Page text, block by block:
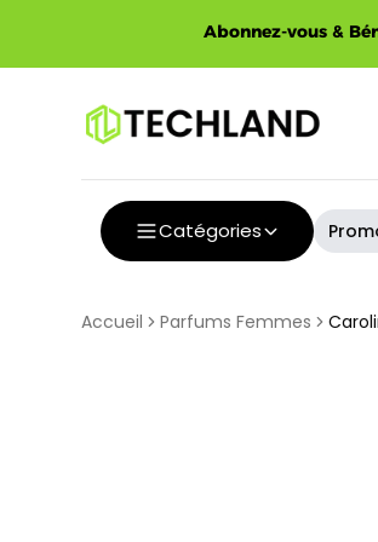
Abonnez-vous &
Catégories
Accueil Parfums Femmes